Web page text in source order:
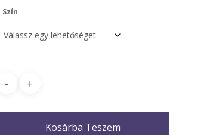
Szín
Kosárba Teszem